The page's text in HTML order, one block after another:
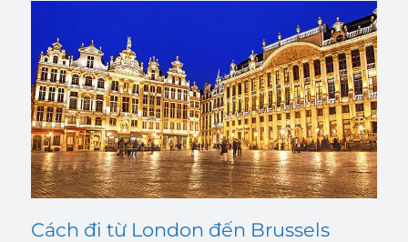
Cách đi từ London đến Brussels